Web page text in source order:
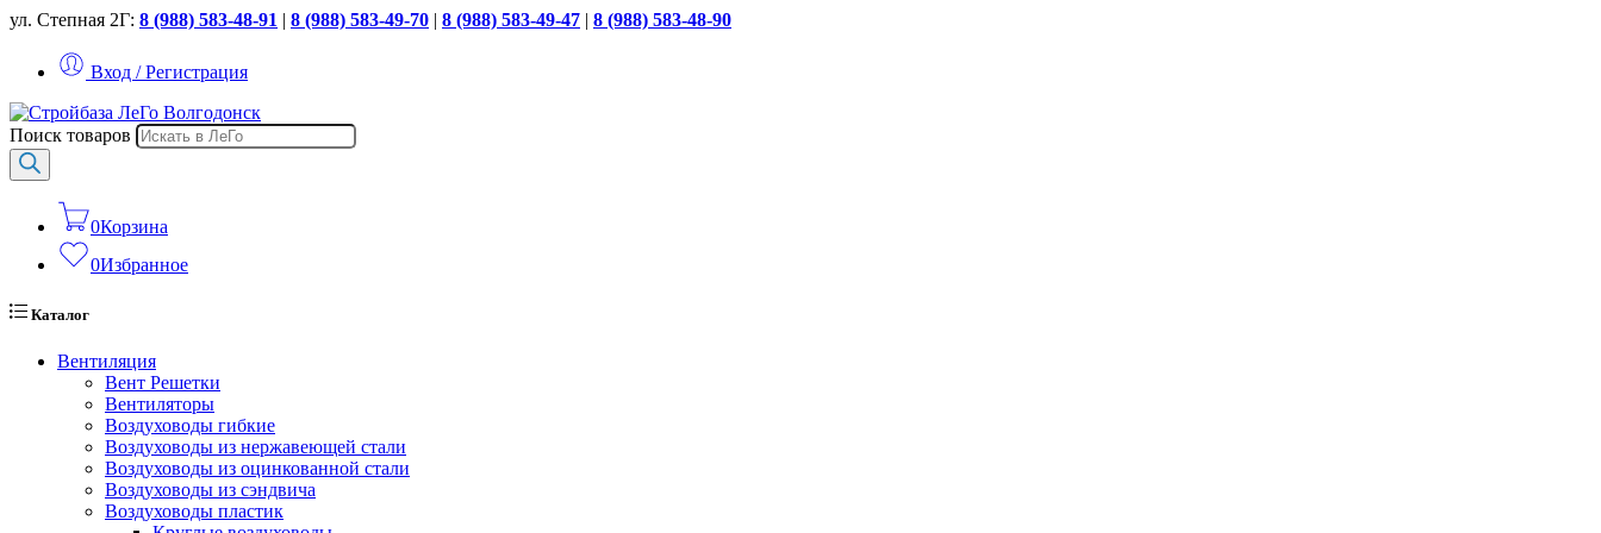
ул. Степная 2Г: 8 (988) 583-48-91 | 8 (988) 583-49-70 | 8 (988) 583-49-47 | 8 (988) 583-48-90
Вход / Регистрация
Поиск товаров
0Корзина
0Избранное
Каталог
Вентиляция
Вент Решетки
Вентиляторы
Воздуховоды гибкие
Воздуховоды из нержавеющей стали
Воздуховоды из оцинкованной стали
Воздуховоды из сэндвича
Воздуховоды пластик